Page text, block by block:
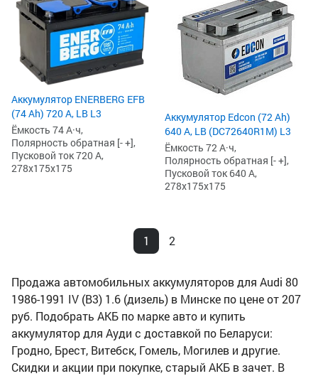
Аккумулятор ENERBERG EFB
(74 Ah) 720 А, LB L3
Ёмкость 74 А·ч,
Полярность обратная [- +],
Пусковой ток 720 А,
278x175x175
Аккумулятор Edcon (72 Ah)
640 А, LB (DC72640R1M) L3
Ёмкость 72 А·ч,
Полярность обратная [- +],
Пусковой ток 640 А,
278x175x175
1 2
Продажа автомобильных аккумуляторов для Audi 80
1986-1991 IV (B3) 1.6 (дизель) в Минске по цене от 207
руб. Подобрать АКБ по марке авто и купить
аккумулятор для Ауди с доставкой по Беларуси:
Гродно, Брест, Витебск, Гомель, Могилев и другие.
Скидки и акции при покупке, старый АКБ в зачет. В